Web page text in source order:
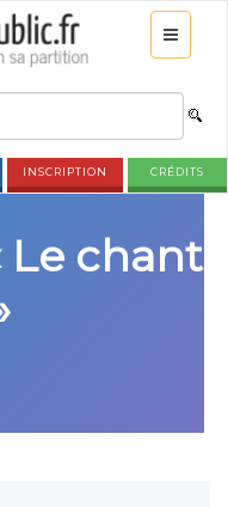
INSCRIPTION CRÉDITS
Le chant